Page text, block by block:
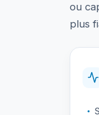
ou
plus